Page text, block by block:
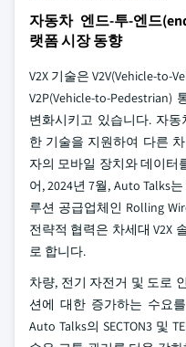
자동차 엔드-투-엔드
랫폼 시장 동향
V2X 기술은 V2V(Vehicle-to-
V2P(Vehicle-to-
변화시키고 있습니다. 자
한 기술을 지원하여 다른
자의 모바일 장치와 데이터
어, 2024년 7월, Auto Talks
루션 공급업체인 Rolling
전략적 협력은 차세대 V2X
로 합니다.
차량, 전기 자전거 및 도로
션에 대한 증가하는 수요
Auto Talks의 SECTON3 및